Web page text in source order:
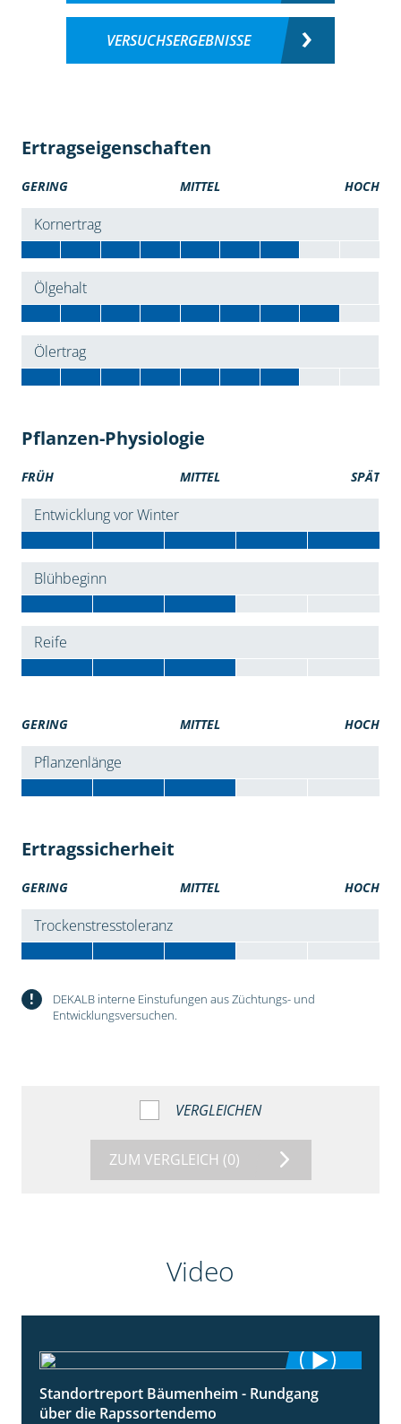
VERSUCHSERGEBNISSE
Ertragseigenschaften
GERING MITTEL HOCH
Kornertrag
Ölgehalt
Ölertrag
Pflanzen-Physiologie
FRÜH MITTEL SPÄT
Entwicklung vor Winter
Blühbeginn
Reife
GERING MITTEL HOCH
Pflanzenlänge
Ertragssicherheit
GERING MITTEL HOCH
Trockenstresstoleranz
!
DEKALB interne Einstufungen aus Züchtungs- und
Entwicklungsversuchen.
VERGLEICHEN
ZUM VERGLEICH (0)
Video
6:03
Standortreport Bäumenheim - Rundgang
über die Rapssortendemo